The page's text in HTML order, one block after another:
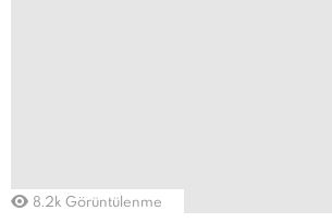
8.2k Görüntülenme